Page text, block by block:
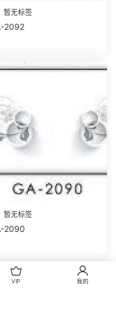
暂无标签
2092
暂无标签
2090
VIP 我的